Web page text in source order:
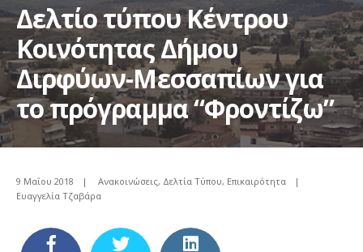
Δελτίο τύπου Κέντρου
Κοινότητας Δήμου
Διρφύων-Μεσσαπίων για
το πρόγραμμα “Φροντίζω”
9 Μαΐου 2018 | Ανακοινώσεις, Δελτία Τύπου, Επικαιρότητα
|
Ευαγγελία Τζαβάρα